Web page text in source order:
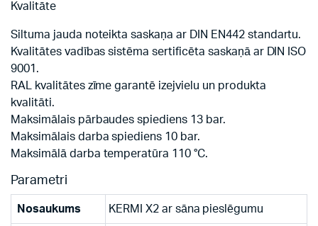
Kvalitāte
Siltuma jauda noteikta saskaņa ar DIN EN442 standartu.
Kvalitātes vadības sistēma sertificēta saskaņā ar DIN ISO
9001.
RAL kvalitātes zīme garantē izejvielu un produkta
kvalitāti.
Maksimālais pārbaudes spiediens 13 bar.
Maksimālais darba spiediens 10 bar.
Maksimālā darba temperatūra 110 °C.
Parametri
Nosaukums KERMI X2 ar sāna pieslēgumu